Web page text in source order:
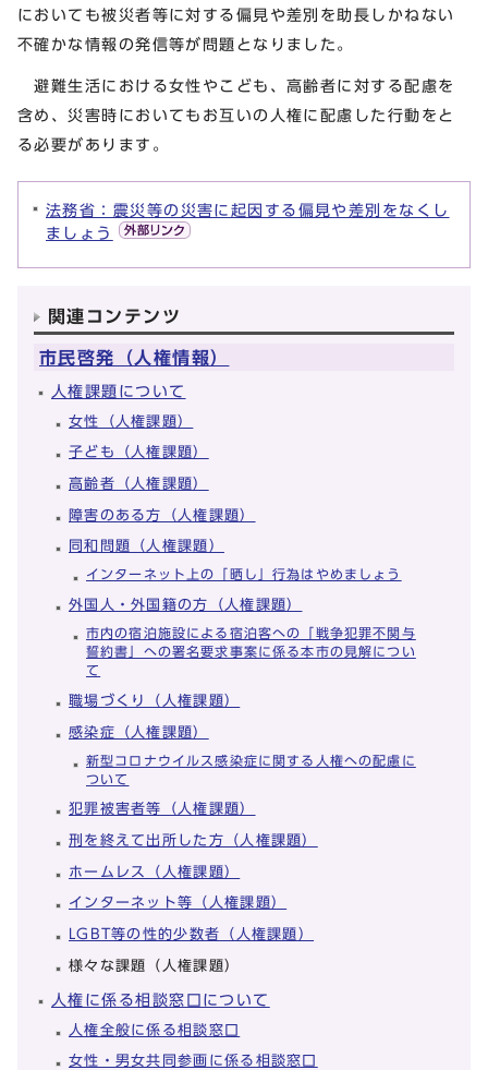
においても被災者等に対する偏見や差別を助長しかねない
不確かな情報の発信等が問題となりました。
避難生活における女性やこども、高齢者に対する配慮を
含め、災害時においてもお互いの人権に配慮した行動をと
る必要があります。
法務省：震災等の災害に起因する偏見や差別をなくし
ましょう
関連コンテンツ
市民啓発（人権情報）
人権課題について
女性（人権課題）
子ども（人権課題）
高齢者（人権課題）
障害のある方（人権課題）
同和問題（人権課題）
インターネット上の「晒し」行為はやめましょう
外国人・外国籍の方（人権課題）
市内の宿泊施設による宿泊客への「戦争犯罪不関与
誓約書」への署名要求事案に係る本市の見解につい
て
職場づくり（人権課題）
感染症（人権課題）
新型コロナウイルス感染症に関する人権への配慮に
ついて
犯罪被害者等（人権課題）
刑を終えて出所した方（人権課題）
ホームレス（人権課題）
インターネット等（人権課題）
LGBT等の性的少数者（人権課題）
様々な課題（人権課題）
人権に係る相談窓口について
人権全般に係る相談窓口
女性・男女共同参画に係る相談窓口